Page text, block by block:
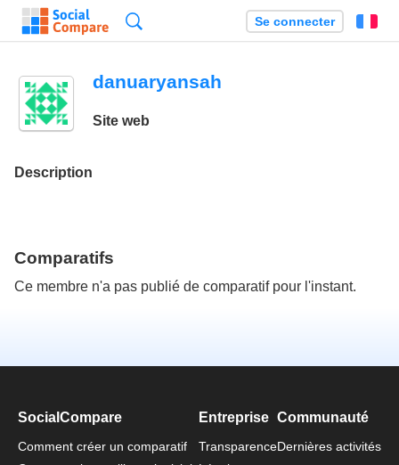
Se connecter
danuaryansah
Site web
Description
Comparatifs
Ce membre n'a pas publié de comparatif pour l'instant.
SocialCompare
Comment créer un comparatif
Entreprise
Transparence
Communauté
Dernières activités